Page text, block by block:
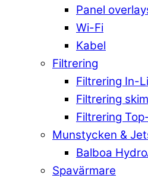
Panel
Wi-Fi
Kabel
Filtrering
Filtrering In-
Filtrering
Filtrering
Munstycken &
Balboa
Spavärmare